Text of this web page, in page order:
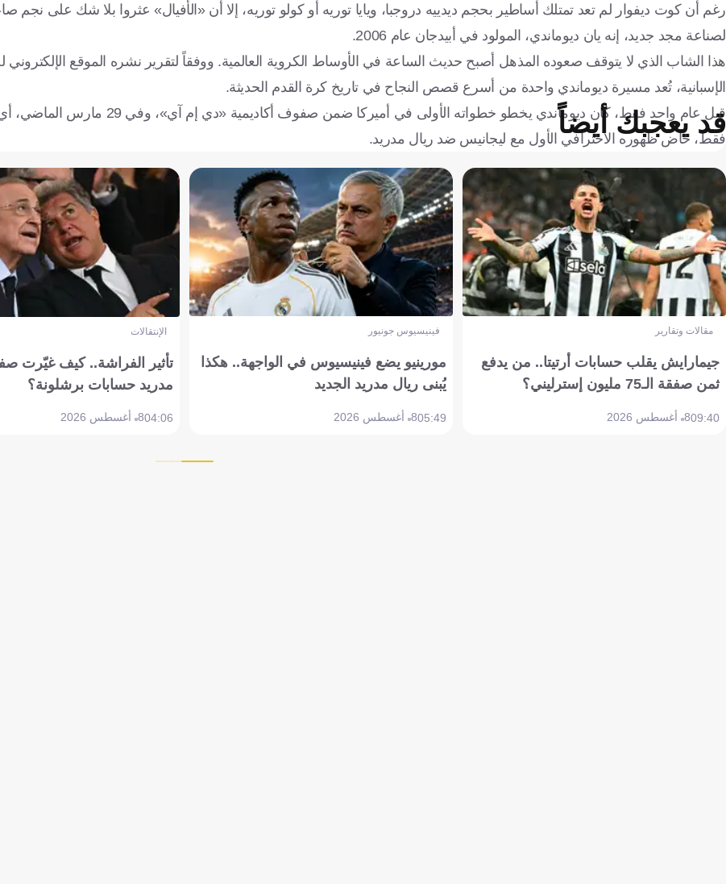
رغم أن كوت ديفوار لم تعد تمتلك أساطير بحجم ديدييه دروجبا، ويايا توريه أو كولو توريه، إلا أن «الأفيال» عثروا بلا شك على نجم
لصناعة مجد جديد، إنه يان ديوماندي، المولود في أبيدجان عام 2006.
هذا الشاب الذي لا يتوقف صعوده المذهل أصبح حديث الساعة في الأوساط الكروية العالمية. ووفقاً لتقرير نشره الموقع
الإسبانية، تُعد مسيرة ديوماندي واحدة من أسرع قصص النجاح في تاريخ كرة القدم الحديثة.
فقط، خاض ظهوره الاحترافي الأول مع ليجانيس ضد ريال مدريد.
قد يعجبك أيضاً
مقالات وتقارير
جيمارايش يقلب حسابات أرتيتا.. من يدفع
ثمن صفقة الـ75 مليون إسترليني؟
09:408 أغسطس 2026
فينيسيوس جونيور
مورينيو يضع فينيسيوس في الواجهة.. هكذا
يُبنى ريال مدريد الجديد
05:498 أغسطس 2026
الإنتقالات
تأثير الفراشة.. كيف غيّرت
مدريد حسابات برشلونة؟
04:068 أغسطس 2026